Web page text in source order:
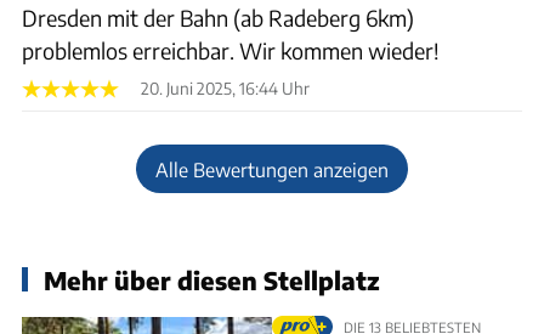
Dresden mit der Bahn (ab Radeberg 6km)
problemlos erreichbar. Wir kommen wieder!
20. Juni 2025, 16:44 Uhr
Alle Bewertungen anzeigen
Mehr über diesen Stellplatz
DIE 13 BELIEBTESTEN